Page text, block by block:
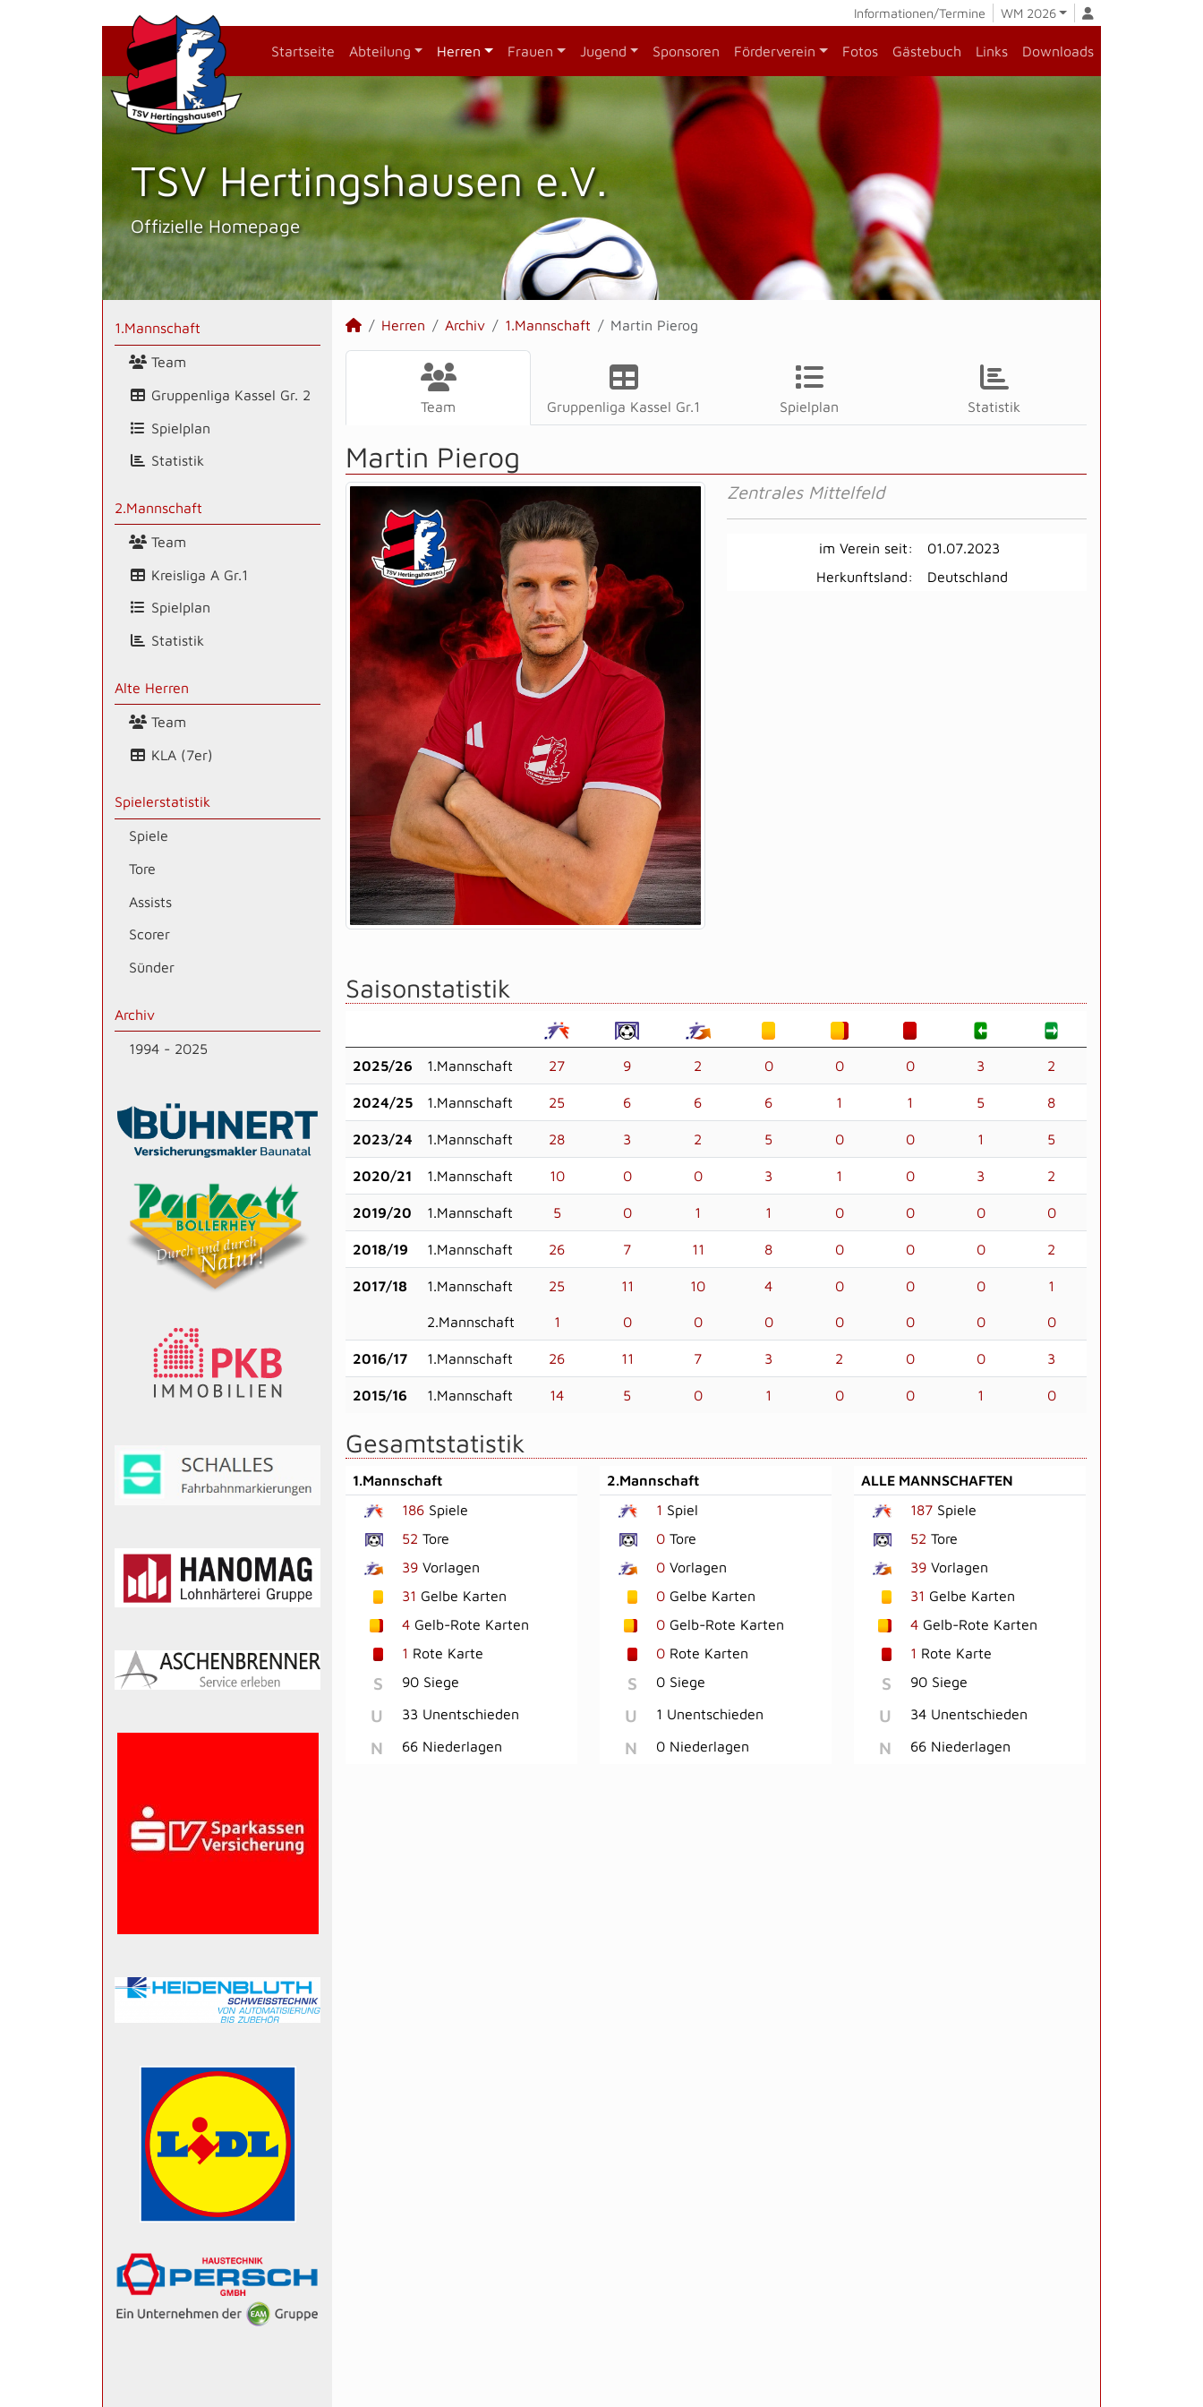
Informationen/Termine WM 2026
Startseite Abteilung Herren Frauen Jugend Sponsoren Förderverein Fotos Gästebuch Links Downloads
TSV Hertings­hausen e.V.
Offizielle Homepage
1.Mannschaft
Team
Gruppenliga Kassel Gr. 2
Spielplan
Statistik
2.Mannschaft
Team
Kreisliga A Gr.1
Spielplan
Statistik
Alte Herren
Team
KLA (7er)
Spielerstatistik
Spiele
Tore
Assists
Scorer
Sünder
Archiv
1994 - 2025
Herren Archiv 1.Mannschaft Martin Pierog
Team Gruppenliga Kassel Gr.1 Spielplan Statistik
Martin Pierog
Zentrales Mittelfeld
im Verein seit:
01.07.2023
Herkunftsland:
Deutschland
Saisonstatistik
2025/26 1.Mannschaft 27 9 2 0 0 0 3 2
2024/25 1.Mannschaft 25 6 6 6 1 1 5 8
2023/24 1.Mannschaft 28 3 2 5 0 0 1 5
2020/21 1.Mannschaft 10 0 0 3 1 0 3 2
2019/20 1.Mannschaft 5 0 1 1 0 0 0 0
2018/19 1.Mannschaft 26 7 11 8 0 0 0 2
2017/18 1.Mannschaft 25 11 10 4 0 0 0 1
2.Mannschaft 1 0 0 0 0 0 0 0
2016/17 1.Mannschaft 26 11 7 3 2 0 0 3
2015/16 1.Mannschaft 14 5 0 1 0 0 1 0
Gesamtstatistik
1.Mannschaft
186 Spiele
52 Tore
39 Vorlagen
31 Gelbe Karten
4 Gelb-Rote Karten
1 Rote Karte
S 90 Siege
U 33 Unentschieden
N 66 Niederlagen
2.Mannschaft
1 Spiel
0Tore
0Vorlagen
0Gelbe Karten
0Gelb-Rote Karten
0Rote Karten
S 0 Siege
U 1 Unentschieden
N 0 Niederlagen
ALLE MANNSCHAFTEN
187Spiele
52 Tore
39Vorlagen
31 Gelbe Karten
4Gelb-Rote Karten
1 Rote Karte
S 90 Siege
U 34 Unentschieden
N 66 Niederlagen